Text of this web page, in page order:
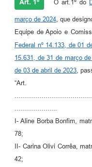
Art. 1º O art.1º do
março de 2024, que
Equipe de Apoio e
Federal nº 14.133, de 01
15.631, de 31 de março
de 03 de abril de 2023 ,
I- Aline Borba Bonfim,
78;
II- Carina Olivi Corrêa,
42;